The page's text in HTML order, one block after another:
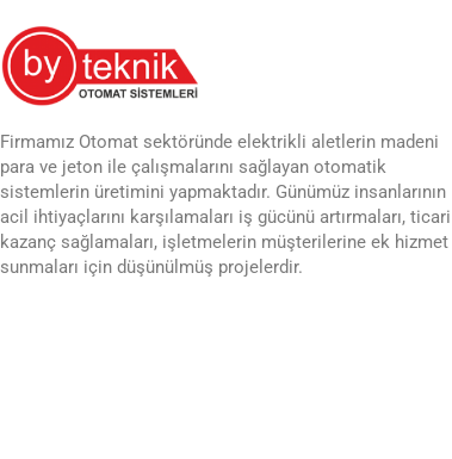
Firmamız Otomat sektöründe elektrikli aletlerin madeni
para ve jeton ile çalışmalarını sağlayan otomatik
sistemlerin üretimini yapmaktadır. Günümüz insanlarının
acil ihtiyaçlarını karşılamaları iş gücünü artırmaları, ticari
kazanç sağlamaları, işletmelerin müşterilerine ek hizmet
sunmaları için düşünülmüş projelerdir.